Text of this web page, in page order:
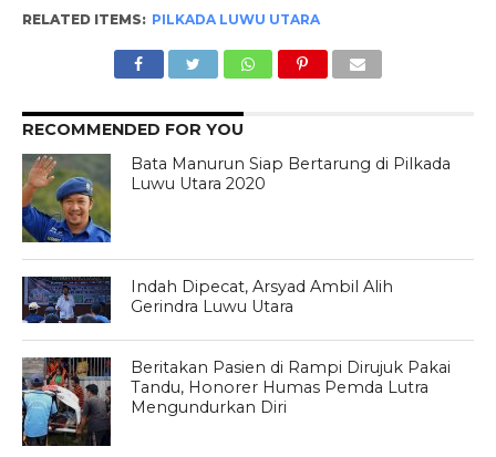
RELATED ITEMS: PILKADA LUWU UTARA
RECOMMENDED FOR YOU
Bata Manurun Siap Bertarung di Pilkada
Luwu Utara 2020
Indah Dipecat, Arsyad Ambil Alih
Gerindra Luwu Utara
Beritakan Pasien di Rampi Dirujuk Pakai
Tandu, Honorer Humas Pemda Lutra
Mengundurkan Diri